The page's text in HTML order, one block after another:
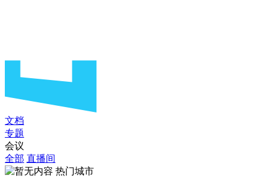
文档
专题
会议
全部 直播间
热门城市